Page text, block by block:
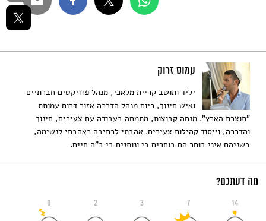
עמוס זרוק
יליד ותושב קריית מלאכי, מנהל פרויקטים חברתיים
ואיש חינוך, כיום מנהל הדרכה אזור דרום עמותת
"תוצרת הארץ". מנחה קבוצות, מתמחה בעבודה עם צעירים, חינוך
והדרכה, וייסוד קהילות צעירים. אהבתי לכתיבה כאהבתי לנשימה,
בשניהם איני בוחר הם בוחרים בי ונותנים בי ב"ה חיים.
מה דעתכם?
0 2 3 7 14